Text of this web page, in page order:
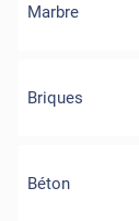
Marbre
Briques
Béton